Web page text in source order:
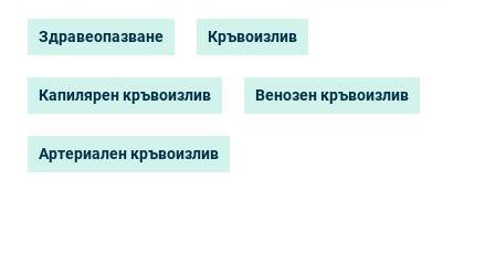
Здравеопазване Кръвоизлив
Капилярен кръвоизлив Венозен кръвоизлив
Артериален кръвоизлив